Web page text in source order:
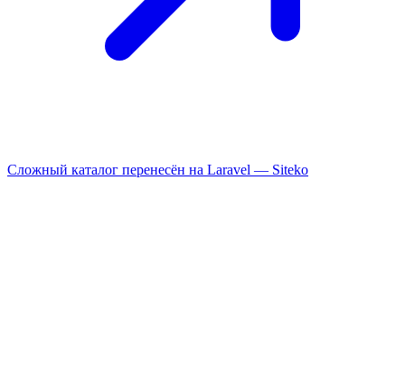
Сложный каталог перенесён на Laravel — Siteko